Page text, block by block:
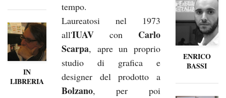
IN
LIBRERIA
tempo.
Laureatosi nel 1973
all'IUAVcon Carlo
Scarpa, apre un proprio
studio di grafica e
designer del prodotto a
Bolzano, per poi
ENRICO
BASSI